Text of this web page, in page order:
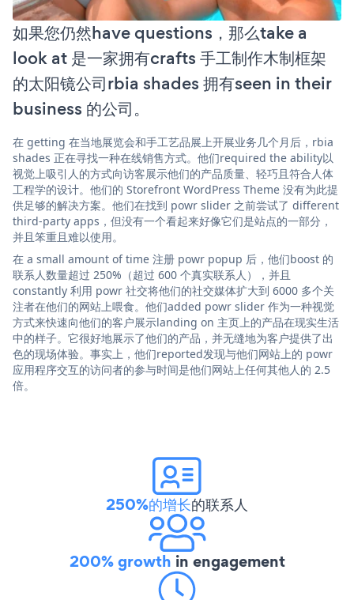
如果您仍然have questions，那么take a
look at 是一家拥有crafts 手工制作木制框架
的太阳镜公司rbia shades 拥有seen in their
business 的公司。
在 getting 在当地展览会和手工艺品展上开展业务几个月后，rbia
shades 正在寻找一种在线销售方式。他们required the ability以
视觉上吸引人的方式向访客展示他们的产品质量、轻巧且符合人体
工程学的设计。他们的 Storefront WordPress Theme 没有为此提
供足够的解决方案。他们在找到 powr slider 之前尝试了 different
third-party apps，但没有一个看起来好像它们是站点的一部分，
并且笨重且难以使用。
在 a small amount of time 注册 powr popup 后，他们boost 的
联系人数量超过 250%（超过 600 个真实联系人），并且
constantly 利用 powr 社交将他们的社交媒体扩大到 6000 多个关
注者在他们的网站上喂食。他们added powr slider 作为一种视觉
方式来快速向他们的客户展示landing on 主页上的产品在现实生活
中的样子。它很好地展示了他们的产品，并无缝地为客户提供了出
色的现场体验。事实上，他们reported发现与他们网站上的 powr
应用程序交互的访问者的参与时间是他们网站上任何其他人的 2.5
倍。
250%的增长的联系人
200% growth in engagement